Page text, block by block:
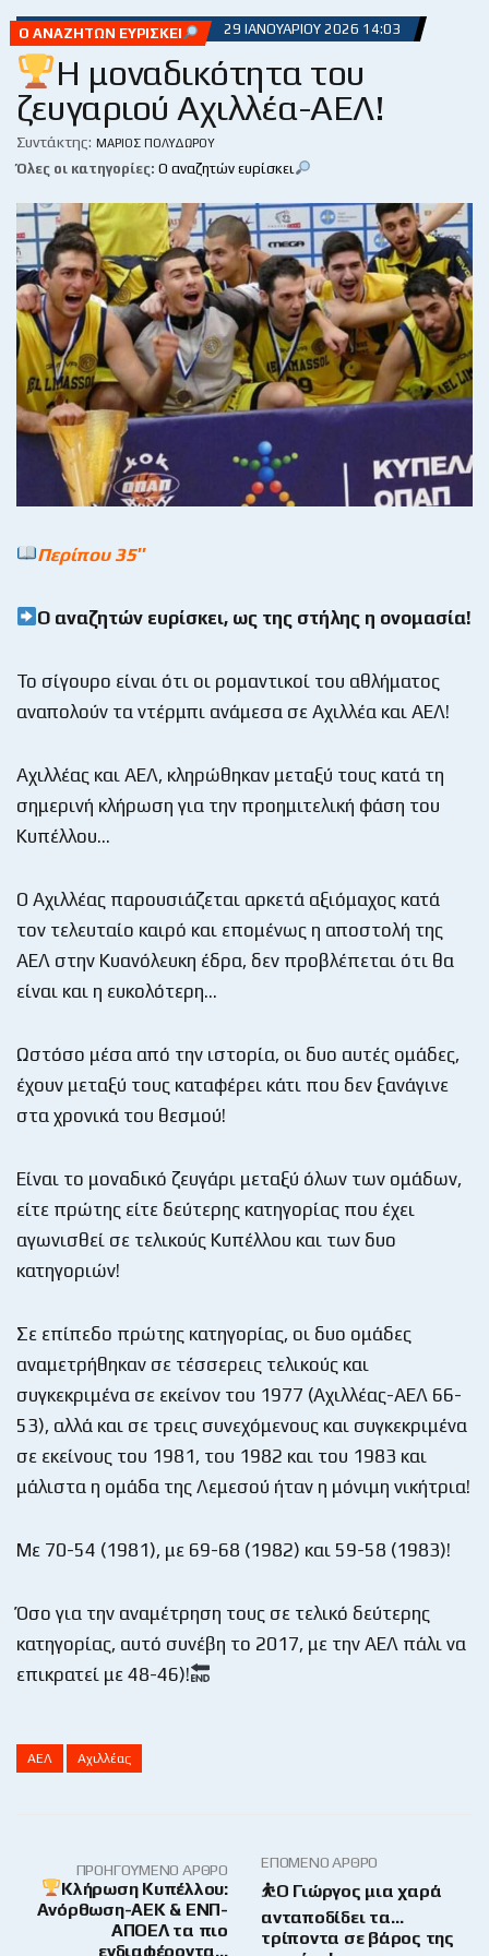
Ο ΑΝΑΖΗΤΏΝ ΕΥΡΊΣΚΕΙ 29 ΙΑΝΟΥΑΡΊΟΥ 2026 14:03
Η μοναδικότητα του
ζευγαριού Αχιλλέα-ΑΕΛ!
Συντάκτης: ΜΆΡΙΟΣ ΠΟΛΥΔΏΡΟΥ
Όλες οι κατηγορίες: Ο αναζητών ευρίσκει
Περίπου 35″
Ο αναζητών ευρίσκει, ως της στήλης η ονομασία!
Το σίγουρο είναι ότι οι ρομαντικοί του αθλήματος
αναπολούν τα ντέρμπι ανάμεσα σε Αχιλλέα και ΑΕΛ!
Αχιλλέας και ΑΕΛ, κληρώθηκαν μεταξύ τους κατά τη
σημερινή κλήρωση για την προημιτελική φάση του
Κυπέλλου…
Ο Αχιλλέας παρουσιάζεται αρκετά αξιόμαχος κατά
τον τελευταίο καιρό και επομένως η αποστολή της
ΑΕΛ στην Κυανόλευκη έδρα, δεν προβλέπεται ότι θα
είναι και η ευκολότερη…
Ωστόσο μέσα από την ιστορία, οι δυο αυτές ομάδες,
έχουν μεταξύ τους καταφέρει κάτι που δεν ξανάγινε
στα χρονικά του θεσμού!
Είναι το μοναδικό ζευγάρι μεταξύ όλων των ομάδων,
είτε πρώτης είτε δεύτερης κατηγορίας που έχει
αγωνισθεί σε τελικούς Κυπέλλου και των δυο
κατηγοριών!
Σε επίπεδο πρώτης κατηγορίας, οι δυο ομάδες
αναμετρήθηκαν σε τέσσερεις τελικούς και
συγκεκριμένα σε εκείνον του 1977 (Αχιλλέας-ΑΕΛ 66-
53), αλλά και σε τρεις συνεχόμενους και συγκεκριμένα
σε εκείνους του 1981, του 1982 και του 1983 και
μάλιστα η ομάδα της Λεμεσού ήταν η μόνιμη νικήτρια!
Με 70-54 (1981), με 69-68 (1982) και 59-58 (1983)!
Όσο για την αναμέτρηση τους σε τελικό δεύτερης
κατηγορίας, αυτό συνέβη το 2017, με την ΑΕΛ πάλι να
επικρατεί με 48-46)!
ΑΕΛ Αχιλλέας
ΠΡΟΗΓΟΎΜΕΝΟ ΆΡΘΡΟ
Κλήρωση Κυπέλλου:
Ανόρθωση-ΑΕΚ & ΕΝΠ-
ΑΠΟΕΛ τα πιο
ενδιαφέροντα…
ΕΠΌΜΕΝΟ ΆΡΘΡΟ
⛹️Ο Γιώργος μια χαρά
ανταποδίδει τα…
τρίποντα σε βάρος της